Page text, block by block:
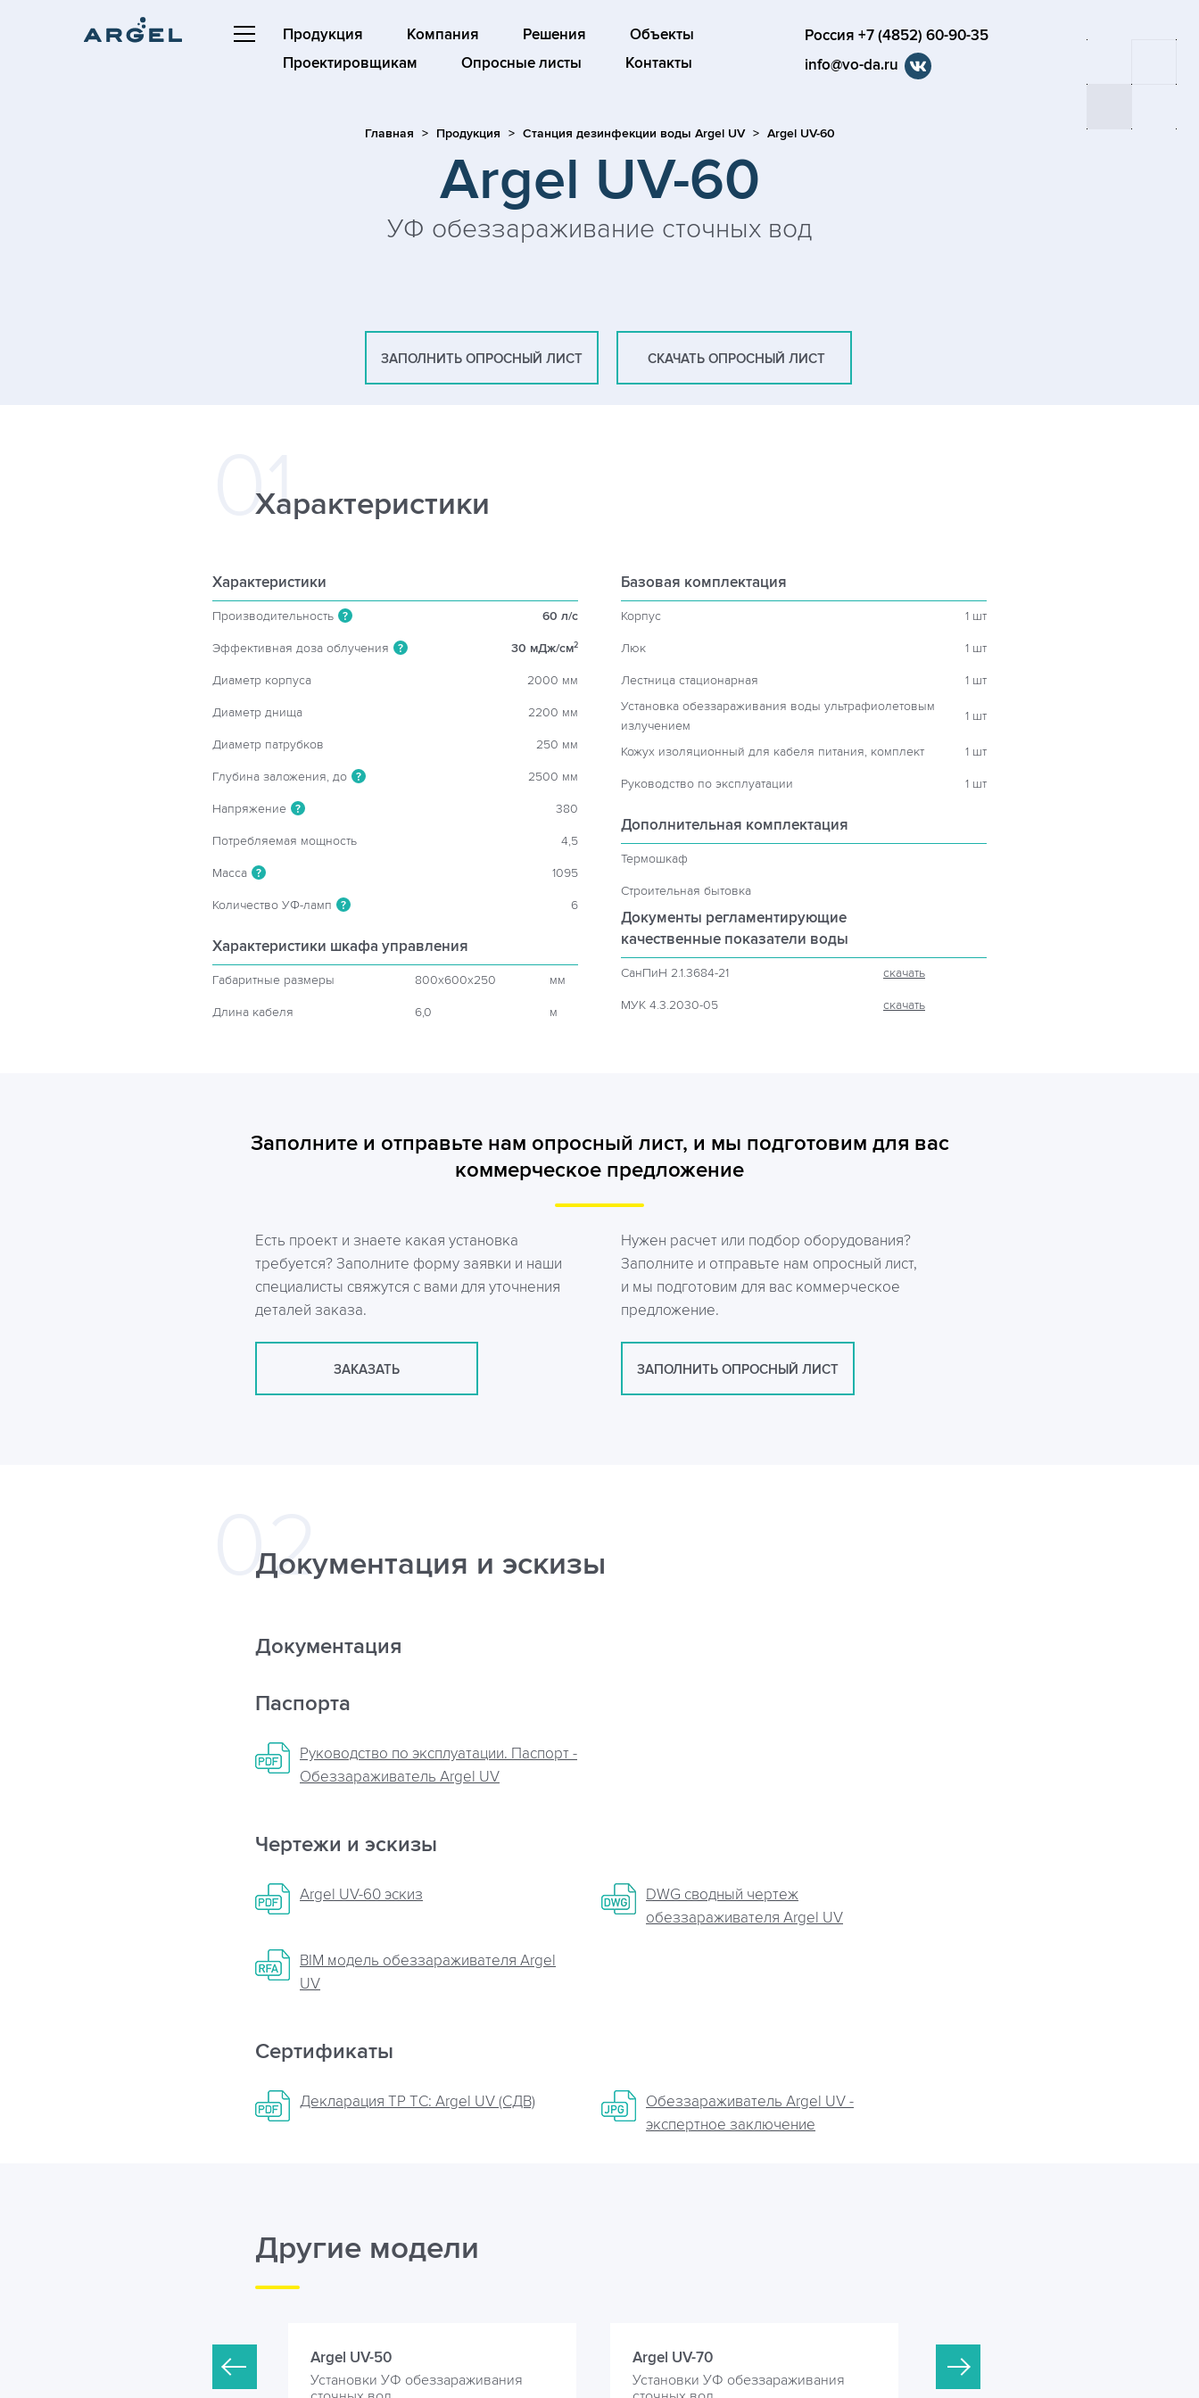
Продукция Компания Решения
Объекты
Проектировщикам
Опросные листы Контакты
Россия +7 (4852) 60-90-35
info@vo-da.ru
Главная Продукция Станция дезинфекции воды Argel UV Argel UV-60
Argel UV-60
УФ обеззараживание сточных вод
ЗАПОЛНИТЬ ОПРОСНЫЙ ЛИСТ СКАЧАТЬ ОПРОСНЫЙ ЛИСТ
Характеристики
Характеристики
Производительность ? 60 л/c
Эффективная доза облучения ? 30 мДж/см2
Диаметр корпуса 2000 мм
Диаметр днища 2200 мм
Диаметр патрубков 250 мм
Глубина заложения, до ? 2500 мм
Напряжение ? 380
Потребляемая мощность 4,5
Масса ? 1095
Количество УФ-ламп ? 6
Характеристики шкафа управления
Габаритные размеры 800x600x250 мм
Длина кабеля 6,0 м
Базовая комплектация
Корпус 1 шт
Люк 1 шт
Лестница стационарная
1 шт
Установка обеззараживания воды ультрафиолетовым
излучением
1 шт
Кожух изоляционный для кабеля питания, комплект 1 шт
Руководство по эксплуатации 1 шт
Дополнительная комплектация
Термошкаф
Строительная бытовка
Документы регламентирующие
качественные показатели воды
СанПиН 2.1.3684-21 скачать
МУК 4.3.2030-05 скачать
Заполните и отправьте нам опросный лист, и мы подготовим для вас
коммерческое предложение
Есть проект и знаете какая установка
требуется? Заполните форму заявки и наши
специалисты свяжутся с вами для уточнения
деталей заказа.
ЗАКАЗАТЬ
Нужен расчет или подбор оборудования?
Заполните и отправьте нам опросный лист,
и мы подготовим для вас коммерческое
предложение.
ЗАПОЛНИТЬ ОПРОСНЫЙ ЛИСТ
Документация и эскизы
Документация
Паспорта
Руководство по эксплуатации. Паспорт -
Обеззараживатель Argel UV
Чертежи и эскизы
Argel UV-60 эскиз
DWG сводный чертеж
обеззараживателя Argel UV
BIM модель обеззараживателя Argel
UV
Сертификаты
Декларация ТР ТС: Argel UV (СДВ)
Обеззараживатель Argel UV -
экспертное заключение
Другие модели
Argel UV-50
Установки УФ обеззараживания
Argel UV-70
Установки УФ обеззараживания
Argel UV-80
Установки УФ обеззараживания